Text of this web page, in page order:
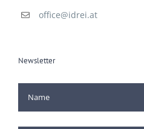
office@idrei.at
Newsletter